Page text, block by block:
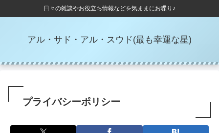
日々の雑談やお役立ち情報などを気ままにお喋り♪
アル・サド・アル・スウド(最も幸運な星)
プライバシーポリシー